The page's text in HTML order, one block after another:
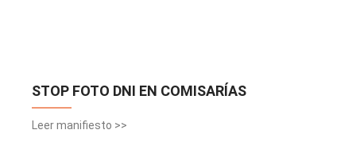
STOP FOTO DNI EN COMISARÍAS
Leer manifiesto >>